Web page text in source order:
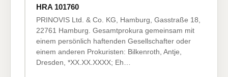
HRA 101760
PRINOVIS Ltd. & Co. KG, Hamburg, Gasstraße 18,
22761 Hamburg. Gesamtprokura gemeinsam mit
einem persönlich haftenden Gesellschafter oder
einem anderen Prokuristen: Bilkenroth, Antje,
Dresden, *XX.XX.XXXX; Eh…